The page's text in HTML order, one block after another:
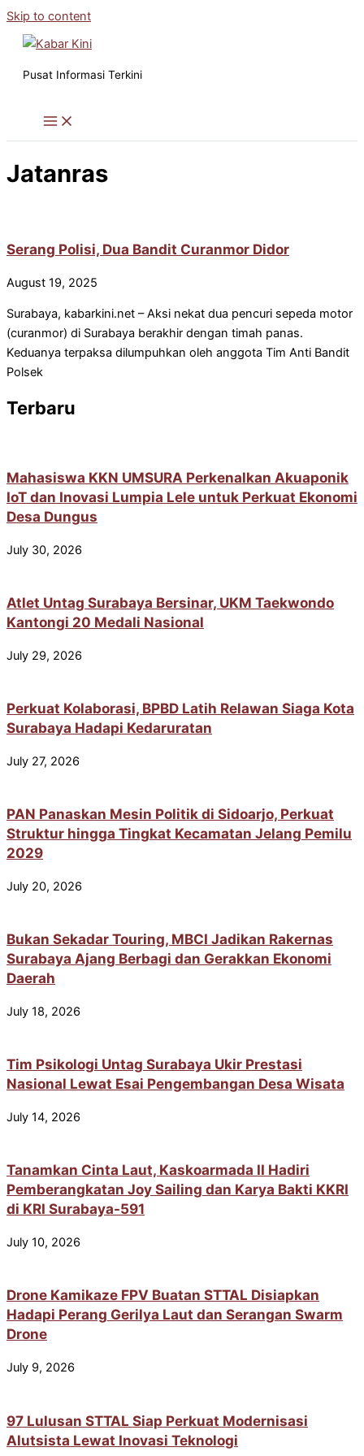
Skip to content
Pusat Informasi Terkini
Jatanras
Serang Polisi, Dua Bandit Curanmor Didor
August 19, 2025
Surabaya, kabarkini.net – Aksi nekat dua pencuri sepeda motor
(curanmor) di Surabaya berakhir dengan timah panas.
Keduanya terpaksa dilumpuhkan oleh anggota Tim Anti Bandit
Polsek
Terbaru
Mahasiswa KKN UMSURA Perkenalkan Akuaponik
IoT dan Inovasi Lumpia Lele untuk Perkuat Ekonomi
Desa Dungus
July 30, 2026
Atlet Untag Surabaya Bersinar, UKM Taekwondo
Kantongi 20 Medali Nasional
July 29, 2026
Perkuat Kolaborasi, BPBD Latih Relawan Siaga Kota
Surabaya Hadapi Kedaruratan
July 27, 2026
PAN Panaskan Mesin Politik di Sidoarjo, Perkuat
Struktur hingga Tingkat Kecamatan Jelang Pemilu
2029
July 20, 2026
Bukan Sekadar Touring, MBCI Jadikan Rakernas
Surabaya Ajang Berbagi dan Gerakkan Ekonomi
Daerah
July 18, 2026
Tim Psikologi Untag Surabaya Ukir Prestasi
Nasional Lewat Esai Pengembangan Desa Wisata
July 14, 2026
Tanamkan Cinta Laut, Kaskoarmada II Hadiri
Pemberangkatan Joy Sailing dan Karya Bakti KKRI
di KRI Surabaya-591
July 10, 2026
Drone Kamikaze FPV Buatan STTAL Disiapkan
Hadapi Perang Gerilya Laut dan Serangan Swarm
Drone
July 9, 2026
97 Lulusan STTAL Siap Perkuat Modernisasi
Alutsista Lewat Inovasi Teknologi